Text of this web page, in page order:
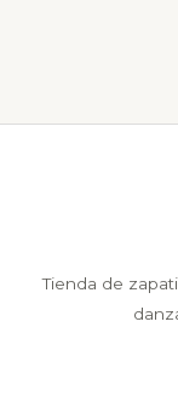
página
Tienda de